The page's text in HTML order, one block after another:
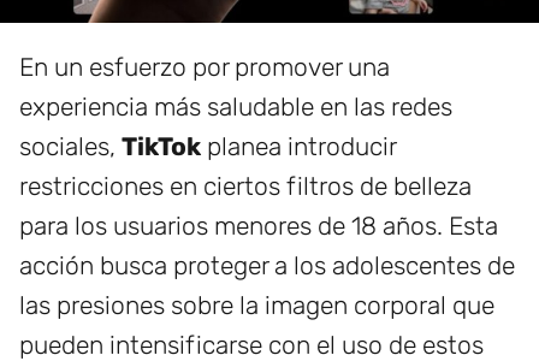
En un esfuerzo por promover una
experiencia más saludable en las redes
sociales, TikTok planea introducir
restricciones en ciertos filtros de belleza
para los usuarios menores de 18 años. Esta
acción busca proteger a los adolescentes de
las presiones sobre la imagen corporal que
pueden intensificarse con el uso de estos